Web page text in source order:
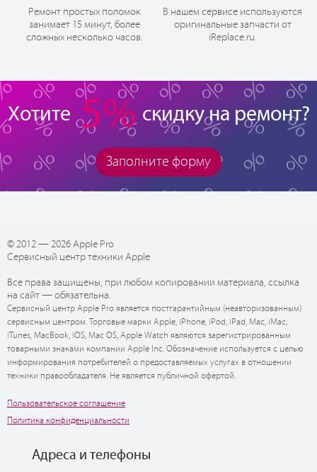
Ремонт простых поломок
занимает 15 минут, более
сложных несколько часов.
В нашем сервисе используются
оригинальные запчасти от
iReplace.ru.
Хотите 5% скидку на ремонт?
Заполните форму
© 2012 — 2026 Apple Pro
Сервисный центр техники Apple
Все права защищены, при любом копировании материала, ссылка
на сайт — обязательна.
Сервисный центр Apple Pro является постгарантийным (неавторизованным)
сервисным центром. Торговые марки Apple, iPhone, iPod, iPad, Mac, iMac,
iTunes, MacBook, iOS, Mac OS, Apple Watch являются зарегистрированным
товарными знаками компании Apple Inc. Обозначение используется с целью
информирования потребителей о предоставляемых услугах в отношении
техники правообладателя. Не является публичной офертой.
Пользовательское соглашение
Политика конфиденциальности
Адреса и телефоны